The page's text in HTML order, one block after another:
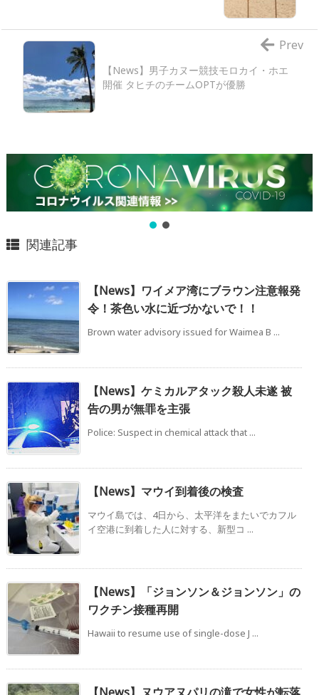
【News】男子カヌー競技モロカイ・ホエ
開催 タヒチのチームOPTが優勝
Prev
関連記事
【News】ワイメア湾にブラウン注意報発
令！茶色い水に近づかないで！！
Brown water advisory issued for Waimea B ...
【News】ケミカルアタック殺人未遂 被
告の男が無罪を主張
Police: Suspect in chemical attack that ...
【News】マウイ到着後の検査
マウイ島では、4日から、太平洋をまたいでカフル
イ空港に到着した人に対する、新型コ ...
【News】「ジョンソン＆ジョンソン」の
ワクチン接種再開
Hawaii to resume use of single-dose J ...